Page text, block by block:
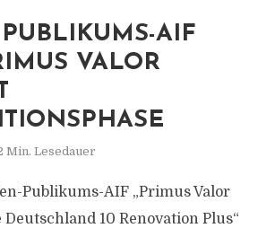
AIF
VALOR
Min. Lesedauer
Publikums-AIF „Primus Valor
10 Renovation Plus“